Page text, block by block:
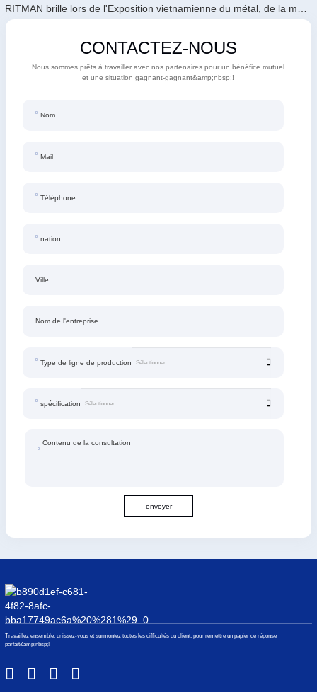
RITMAN brille lors de l'Exposition vietnamienne du métal, de la métallurgie et de l'acier 2026
CONTACTEZ-NOUS
Nous sommes prêts à travailler avec nos partenaires pour un bénéfice mutuel
et une situation gagnant-gagnant&amp;nbsp;!
Nom
Mail
Téléphone
nation
Ville
Nom de l'entreprise
Type de ligne de production
spécification
Contenu de la consultation
envoyer
Travaillez ensemble, unissez-vous et surmontez toutes les difficultés du client, pour remettre un papier de réponse
parfait&amp;nbsp;!